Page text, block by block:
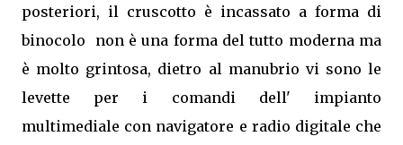
posteriori, il cruscotto è incassato a forma di
binocolo non è una forma del tutto moderna ma
è molto grintosa, dietro al manubrio vi sono le
levette per i comandi dell' impianto
multimediale con navigatore e radio digitale che